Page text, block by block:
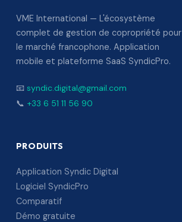
VME International — L'écosystème
complet de gestion de copropriété pour
le marché francophone. Application
mobile et plateforme SaaS SyndicPro.
📧 syndic.digital@gmail.com
📞 +33 6 51 11 56 90
PRODUITS
Application Syndic Digital
Logiciel SyndicPro
Comparatif
Démo gratuite